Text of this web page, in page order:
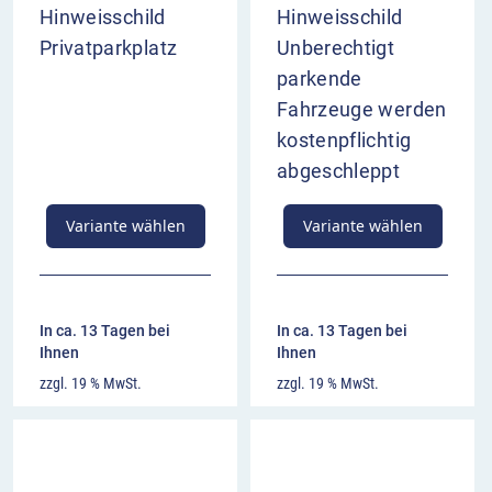
Hinweisschild
Privatparkplatz
Variante wählen
In ca. 13 Tagen bei
Ihnen
zzgl. 19 % MwSt.
Hinweisschild
Unberechtigt
parkende
Fahrzeuge werden
kostenpflichtig
abgeschleppt
Variante wählen
In ca. 13 Tagen bei
Ihnen
zzgl. 19 % MwSt.